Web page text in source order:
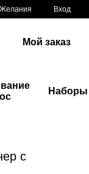
Желания Вход
Мой заказ
Наборы
с